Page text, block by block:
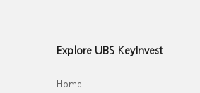
Explore UBS KeyInvest
Home